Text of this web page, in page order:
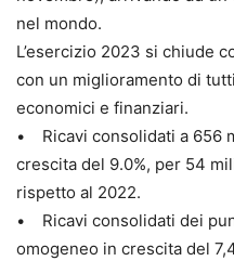
nel mondo.
L’esercizio 2023 si chiude
con un miglioramento di
economici e finanziari.
• Ricavi consolidati a 656
crescita del 9.0%, per 54
rispetto al 2022.
• Ricavi consolidati dei
omogeneo in crescita del